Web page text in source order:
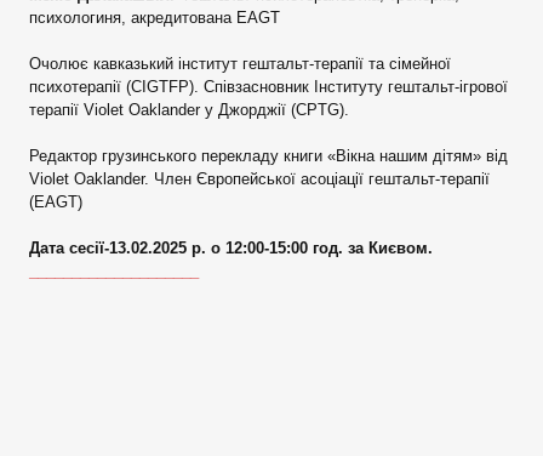
психологиня, акредитована EAGT
Очолює кавказький інститут гештальт-терапії та сімейної
психотерапії (CIGTFP). Співзасновник Інституту гештальт-ігрової
терапії Violet Oaklander у Джорджії (CPTG).
Редактор грузинського перекладу книги «Вікна нашим дітям» від
Violet Oaklander. Член Європейської асоціації гештальт-терапії
(EAGT)
Дата сесії-13.02.2025 р. о 12:00-15:00 год. за Києвом.